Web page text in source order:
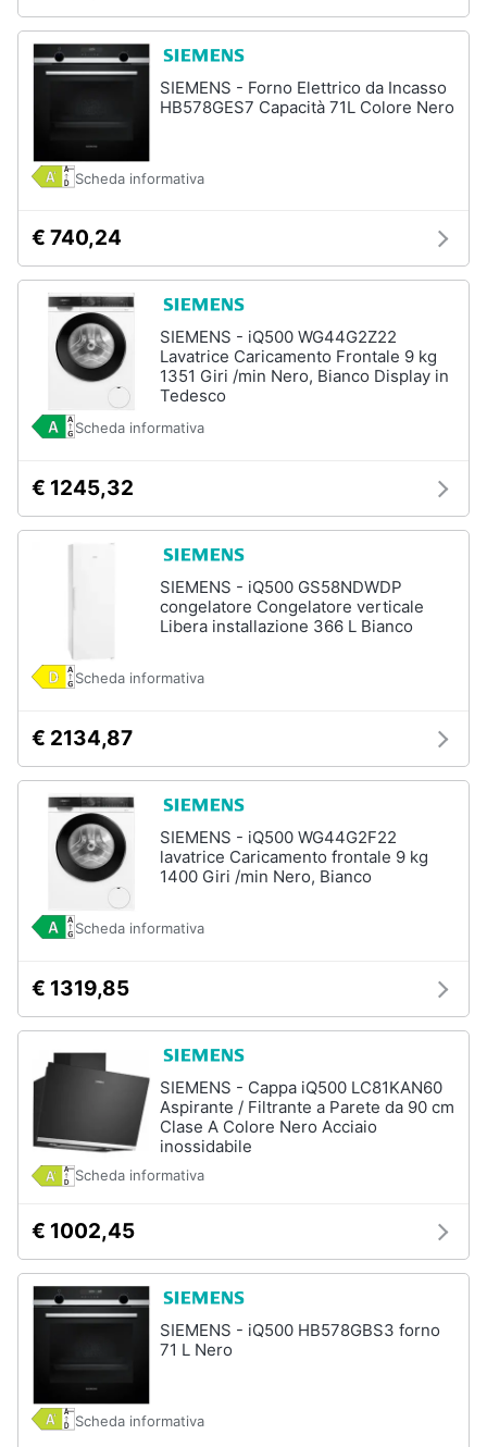
SIEMENS - Forno Elettrico da Incasso
HB578GES7 Capacità 71L Colore Nero
Scheda informativa
€ 740,24
SIEMENS - iQ500 WG44G2Z22
Lavatrice Caricamento Frontale 9 kg
1351 Giri /min Nero, Bianco Display in
Tedesco
Scheda informativa
€ 1245,32
SIEMENS - iQ500 GS58NDWDP
congelatore Congelatore verticale
Libera installazione 366 L Bianco
Scheda informativa
€ 2134,87
SIEMENS - iQ500 WG44G2F22
lavatrice Caricamento frontale 9 kg
1400 Giri /min Nero, Bianco
Scheda informativa
€ 1319,85
SIEMENS - Cappa iQ500 LC81KAN60
Aspirante / Filtrante a Parete da 90 cm
Clase A Colore Nero Acciaio
inossidabile
Scheda informativa
€ 1002,45
SIEMENS - iQ500 HB578GBS3 forno
71 L Nero
Scheda informativa